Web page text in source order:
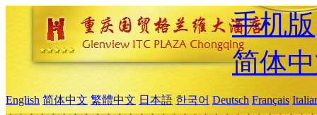
手机版
简体
English 简体中文 繁體中文 日本語 한국어 Deutsch Français